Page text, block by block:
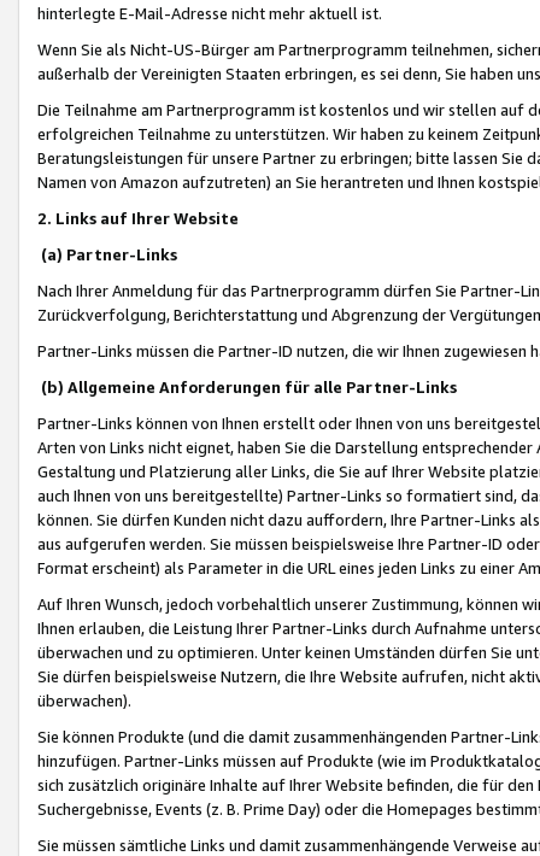
hinterlegte E-Mail-Adresse nicht mehr aktuell ist.
Wenn Sie als Nicht-US-Bürger am Partnerprogramm teilnehmen,
außerhalb der Vereinigten Staaten erbringen, es sei denn, Sie haben
Die Teilnahme am Partnerprogramm ist kostenlos und wir stellen auf
erfolgreichen Teilnahme zu unterstützen. Wir haben zu keinem
Beratungsleistungen für unsere Partner zu erbringen; bitte lassen Sie
Namen von Amazon aufzutreten) an Sie herantreten und Ihnen
2. Links auf Ihrer Website
(a) Partner-Links
Nach Ihrer Anmeldung für das Partnerprogramm dürfen Sie Partner-
Zurückverfolgung, Berichterstattung und Abgrenzung der
Partner-Links müssen die Partner-ID nutzen, die wir Ihnen zugewiesen
(b) Allgemeine Anforderungen für alle Partner-Links
Partner-Links können von Ihnen erstellt oder Ihnen von uns
Arten von Links nicht eignet, haben Sie die Darstellung
Gestaltung und Platzierung aller Links, die Sie auf Ihrer Website
auch Ihnen von uns bereitgestellte) Partner-Links so formatiert sind,
können. Sie dürfen Kunden nicht dazu auffordern, Ihre Partner-Links
aus aufgerufen werden. Sie müssen beispielsweise Ihre Partner-ID
Format erscheint) als Parameter in die URL eines jeden Links zu einer
Auf Ihren Wunsch, jedoch vorbehaltlich unserer Zustimmung, können
Ihnen erlauben, die Leistung Ihrer Partner-Links durch Aufnahme
überwachen und zu optimieren. Unter keinen Umständen dürfen Sie
Sie dürfen beispielsweise Nutzern, die Ihre Website aufrufen, nicht
überwachen).
Sie können Produkte (und die damit zusammenhängenden Partner-
hinzufügen. Partner-Links müssen auf Produkte (wie im
sich zusätzlich originäre Inhalte auf Ihrer Website befinden, die für
Suchergebnisse, Events (z. B. Prime Day) oder die Homepages
Sie müssen sämtliche Links und damit zusammenhängende